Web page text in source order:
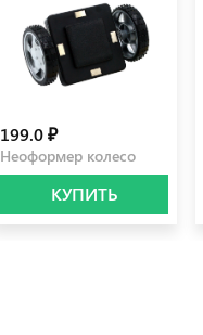
199.0 ₽
Неоформер колесо
КУПИТЬ